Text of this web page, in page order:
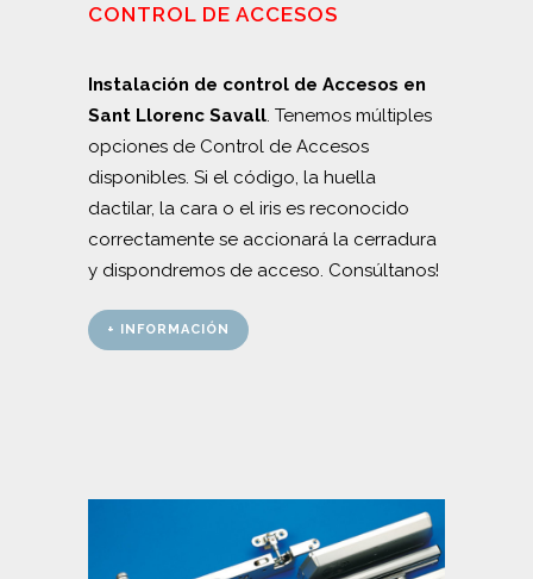
CONTROL DE ACCESOS
Instalación de control de Accesos en
Sant Llorenc Savall . Tenemos múltiples
opciones de Control de Accesos
disponibles. Si el código, la huella
dactilar, la cara o el iris es reconocido
correctamente se accionará la cerradura
y dispondremos de acceso. Consúltanos!
+ INFORMACIÓN